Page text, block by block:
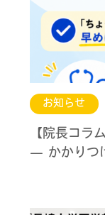
お知らせ
【院長コラ
— かかりつ